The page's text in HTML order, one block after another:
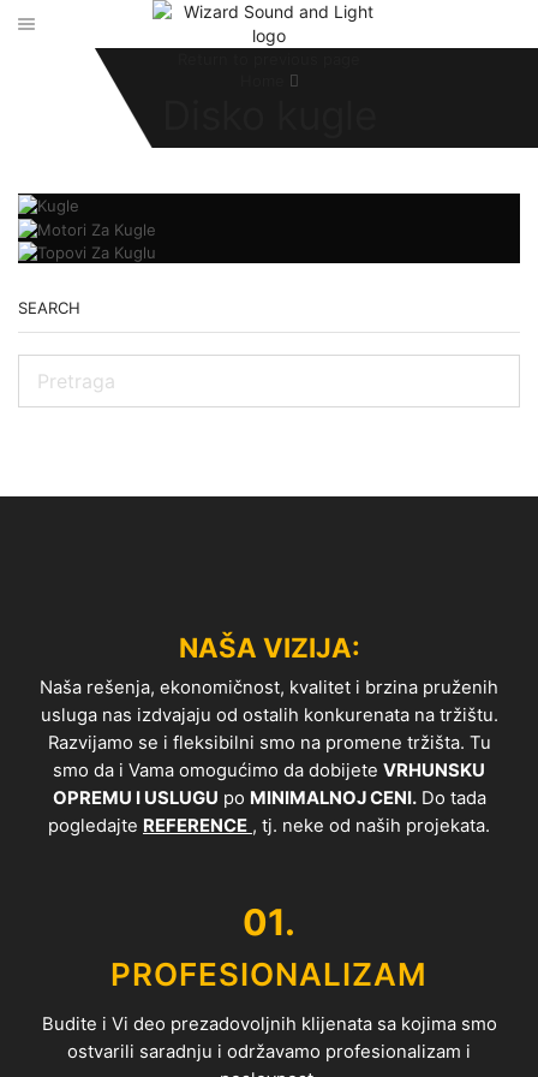
SEARCH
NAŠA VIZIJA:
Naša rešenja, ekonomičnost, kvalitet i brzina pruženih
usluga nas izdvajaju od ostalih konkurenata na tržištu.
Razvijamo se i fleksibilni smo na promene tržišta. Tu
smo da i Vama omogućimo da dobijete VRHUNSKU
OPREMU I USLUGU po MINIMALNOJ CENI.Do tada
pogledajte REFERENCE , tj. neke od naših projekata.
01.
PROFESIONALIZAM
Budite i Vi deo prezadovoljnih klijenata sa kojima smo
ostvarili saradnju i održavamo profesionalizam i